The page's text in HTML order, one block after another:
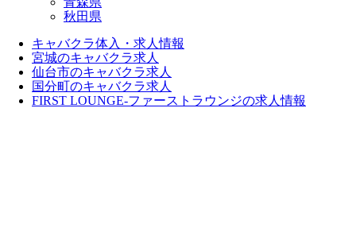
秋田県
キャバクラ体入・求人情報
宮城のキャバクラ求人
仙台市のキャバクラ求人
国分町のキャバクラ求人
FIRST LOUNGE-ファーストラウンジの求人情報